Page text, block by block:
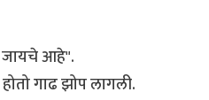
जायचे आहे".
गाढ झोप लागली.